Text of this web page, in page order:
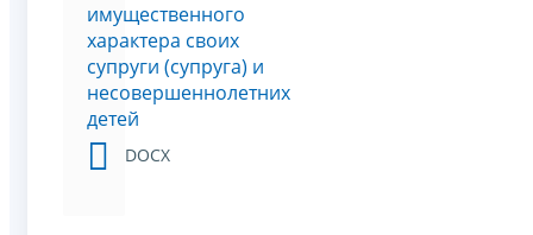
имущественного
характера своих
супруги (супруга) и
несовершеннолетних
детей
DOCX